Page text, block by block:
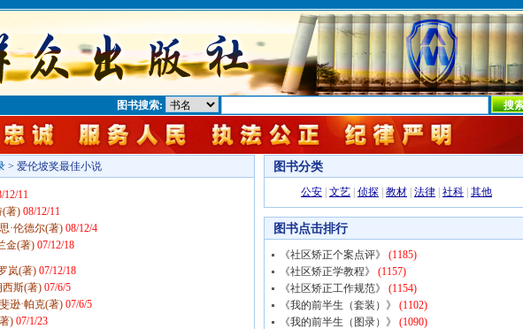
图书搜索:
> 爱伦坡奖最佳小说
12/11
(著) 08/12/11
·伦德尔(著) 08/12/4
金(著) 07/12/18
岚(著) 07/12/18
西斯(著) 07/6/5
逊·帕克(著) 07/6/5
) 07/1/23
图书分类
公安 文艺 侦探 教材 法律 社科 其他
图书点击排行
《社区矫正个案点评》
(1185)
《社区矫正学教程》
(1157)
《社区矫正工作规范》
(1154)
《我的前半生（套装）》
(1102)
《我的前半生（图录）》
(1090)